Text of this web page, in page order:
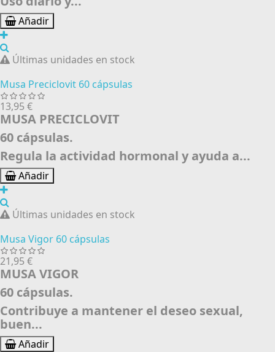
Añadir
Últimas unidades en stock
Musa Preciclovit 60 cápsulas
13,95 €
MUSA PRECICLOVIT
60 cápsulas.
Regula la actividad hormonal y ayuda a...
Añadir
Últimas unidades en stock
Musa Vigor 60 cápsulas
21,95 €
MUSA VIGOR
60 cápsulas.
Contribuye a mantener el deseo sexual,
buen...
Añadir